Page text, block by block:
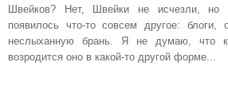
Швейков? Нет, Швейки не исчезли, но
появилось что-то совсем другое: блоги,
неслыханную брань. Я не думаю, что
возродится оно в какой-то другой форме...